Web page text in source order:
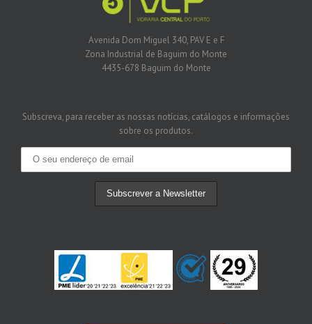
Avenida Dom Miguel 340, PAV E e F
Zona Industrial de Baguim do Monte
4435-678 Baguim do Monte
Subscreva, para receber as nossas notícias, catálogos e informações
sobre os produtos.